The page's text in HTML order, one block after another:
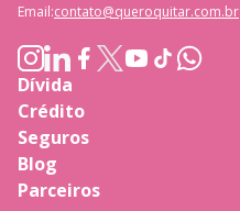
Email:contato@queroquitar.com.br
Dívida
Crédito
Seguros
Blog
Parceiros